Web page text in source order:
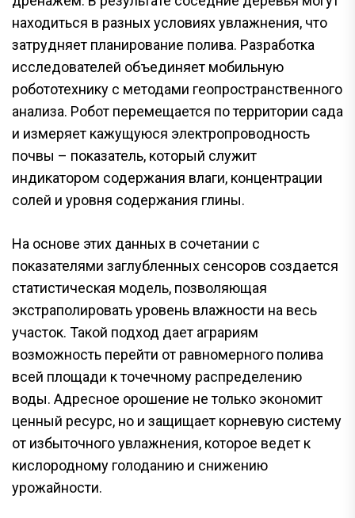
находиться в разных условиях увлажнения, что
затрудняет планирование полива. Разработка
исследователей объединяет мобильную
робототехнику с методами геопространственного
анализа. Робот перемещается по территории сада
и измеряет кажущуюся электропроводность
почвы – показатель, который служит
индикатором содержания влаги, концентрации
солей и уровня содержания глины.
На основе этих данных в сочетании с
показателями заглубленных сенсоров создается
статистическая модель, позволяющая
экстраполировать уровень влажности на весь
участок. Такой подход дает аграриям
возможность перейти от равномерного полива
всей площади к точечному распределению
воды. Адресное орошение не только экономит
ценный ресурс, но и защищает корневую систему
от избыточного увлажнения, которое ведет к
кислородному голоданию и снижению
урожайности.